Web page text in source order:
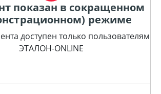
показан в сокращенном
режиме
доступен только пользователям
ЭТАЛОН-ONLINE